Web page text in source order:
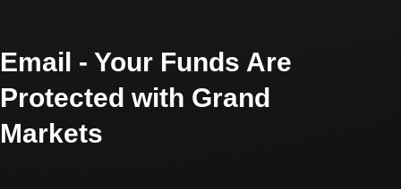
Email - Your Funds Are
Protected with Grand
Markets